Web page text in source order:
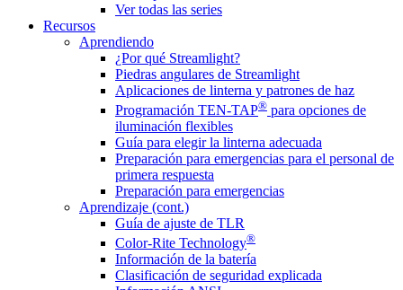
Ver todas las series
Recursos
Aprendiendo
¿Por qué Streamlight?
Piedras angulares de Streamlight
Aplicaciones de linterna y patrones de haz
Programación TEN-TAP® para opciones de
iluminación flexibles
Guía para elegir la linterna adecuada
Preparación para emergencias para el personal de
primera respuesta
Preparación para emergencias
Aprendizaje (cont.)
Guía de ajuste de TLR
Color-Rite Technology®
Información de la batería
Clasificación de seguridad explicada